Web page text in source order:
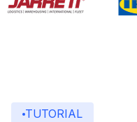
TUTORIAL